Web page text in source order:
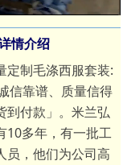
定制毛涤西服套装:
信靠谱、质量信得
到付款」。米兰弘
10多年，有一批工
员，他们为公司高
:
情介绍